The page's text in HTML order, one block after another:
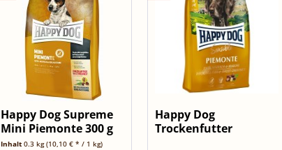
Happy Dog Supreme
Mini Piemonte 300 g
Inhalt 0.3 kg(10,10 € * / 1 kg)
Happy Dog
Trockenfutter